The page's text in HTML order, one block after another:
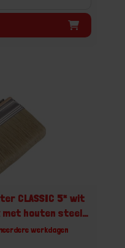
CLASSIC 5* wit
met houten steel
werkdagen